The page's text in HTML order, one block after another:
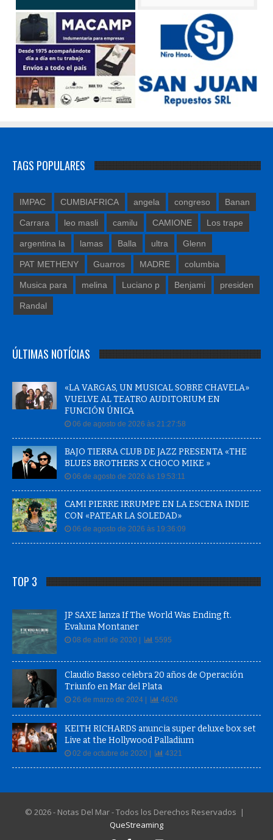
TAGS POPULARES
IMPAC CUMBIAFRICA angela congreso Banan
Carrara leo masli camilu CAMIONE Los trape
argentina la lamas Balla ultra Glenn
PAT METHENY Guarros MADRE columbia
Musica para melina Luciano p Benjami presiden
Randal
ÚLTIMAS NOTÍCIAS
«LA VARGAS, UN MUSICAL SOBRE CHAVELA»
VUELVE AL TEATRO AUDITORIUM EN
FUNCIÓN ÚNICA
06 de agosto de 2026 às 21:27:58
BAJO TIERRA CLUB DE JAZZ PRESENTA «THE
BLUES BROTHERS X CHOCO MIKE »
06 de agosto de 2026 às 19:53:11
CAMI PIERRE IRRUMPE EN LA ESCENA INDIE
CON «PATEAR LA SOLEDAD»
06 de agosto de 2026 às 19:36:09
TOP 3
JP SAXE lanza If The World Was Ending ft.
Evaluna Montaner
08 de abril de 2020 | 5595
Claudio Basso celebra 20 años de Operación
Triunfo en Mar del Plata
26 de marzo de 2024 | 4626
KEITH RICHARDS anuncia super deluxe box set
Live at the Hollywood Palladium
02 de octubre de 2020 | 4321
© 2026 - Notas Del Mar - Todos los Derechos Reservados |
QueStreaming